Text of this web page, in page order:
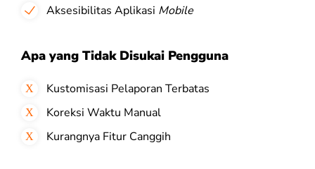
Aksesibilitas Aplikasi Mobile
Apa yang Tidak Disukai Pengguna
Kustomisasi Pelaporan Terbatas
Koreksi Waktu Manual
Kurangnya Fitur Canggih